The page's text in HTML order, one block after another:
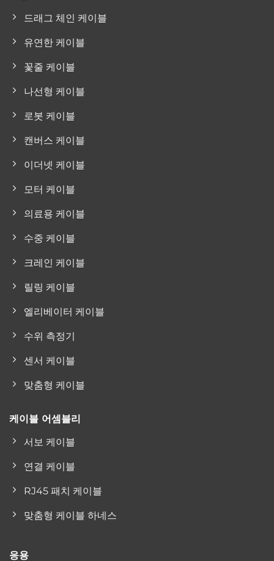
드래그 체인 케이블
유연한 케이블
꽃줄 케이블
나선형 케이블
로봇 케이블
캔버스 케이블
이더넷 케이블
모터 케이블
의료용 케이블
수중 케이블
크레인 케이블
릴링 케이블
엘리베이터 케이블
수위 측정기
센서 케이블
맞춤형 케이블
케이블 어셈블리
서보 케이블
연결 케이블
RJ45 패치 케이블
맞춤형 케이블 하네스
응용